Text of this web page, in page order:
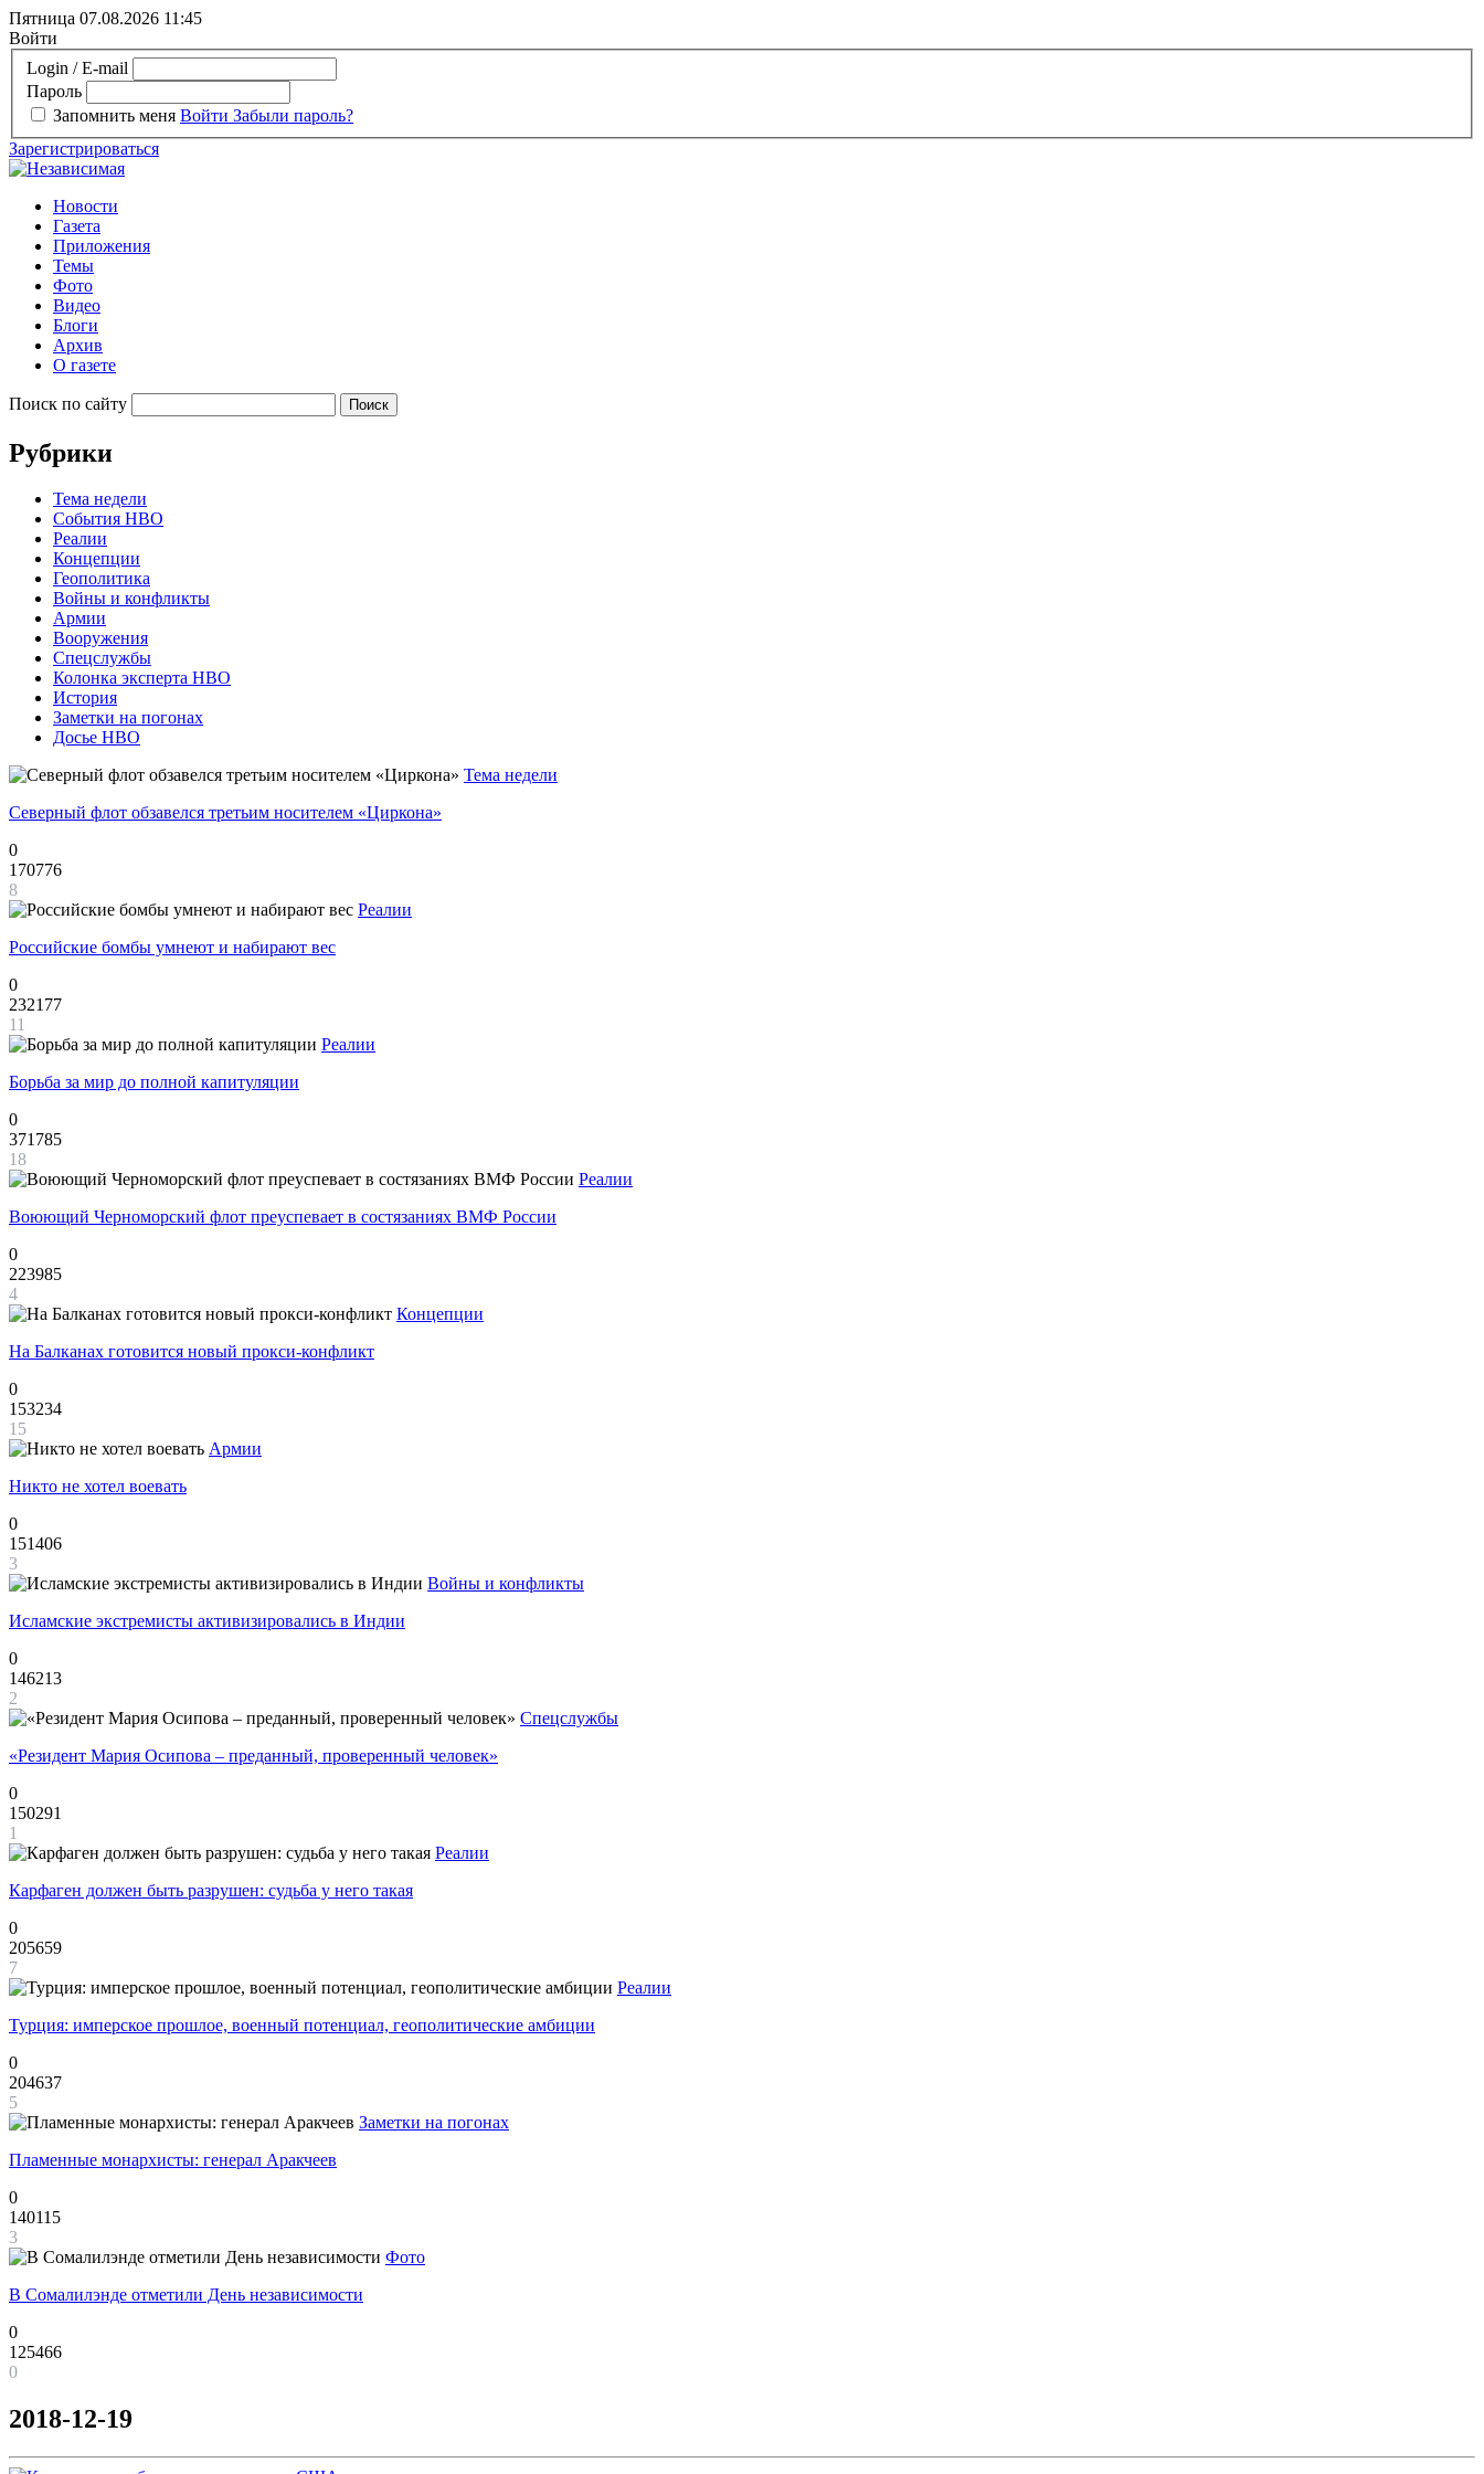
Пятница 07.08.2026 11:45
Войти
Login / E-mail
Пароль
Запомнить меня Войти Забыли пароль?
Зарегистрироваться
Новости
Газета
Приложения
Темы
Фото
Видео
Блоги
Архив
О газете
Поиск по сайту
Рубрики
Тема недели
События НВО
Реалии
Концепции
Геополитика
Войны и конфликты
Армии
Вооружения
Спецслужбы
Колонка эксперта НВО
История
Заметки на погонах
Досье НВО
Тема недели
Северный флот обзавелся третьим носителем «Циркона»
0
170776
8
Реалии
Российские бомбы умнеют и набирают вес
0
232177
11
Реалии
Борьба за мир до полной капитуляции
0
371785
18
Реалии
Воюющий Черноморский флот преуспевает в состязаниях ВМФ России
0
223985
4
Концепции
На Балканах готовится новый прокси-конфликт
0
153234
15
Армии
Никто не хотел воевать
0
151406
3
Войны и конфликты
Исламские экстремисты активизировались в Индии
0
146213
2
Спецслужбы
«Резидент Мария Осипова – преданный, проверенный человек»
0
150291
1
Реалии
Карфаген должен быть разрушен: судьба у него такая
0
205659
7
Реалии
Турция: имперское прошлое, военный потенциал, геополитические амбиции
0
204637
5
Заметки на погонах
Пламенные монархисты: генерал Аракчеев
0
140115
3
Фото
В Сомалилэнде отметили День независимости
0
125466
0
2018-12-19